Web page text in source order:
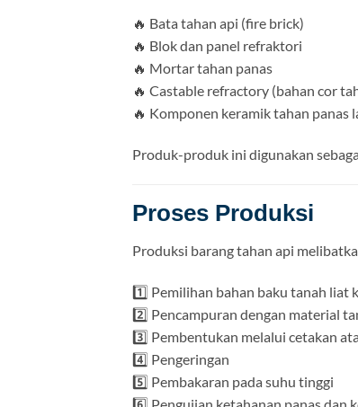
🔥 Bata tahan api (fire brick)
🔥 Blok dan panel refraktori
🔥 Mortar tahan panas
🔥 Castable refractory (bahan cor
🔥 Komponen keramik tahan panas
Produk-produk ini digunakan
Proses Produksi
Produksi barang tahan api
1️⃣ Pemilihan bahan baku tanah liat
2️⃣ Pencampuran dengan material
3️⃣ Pembentukan melalui cetakan
4️⃣ Pengeringan
5️⃣ Pembakaran pada suhu tinggi